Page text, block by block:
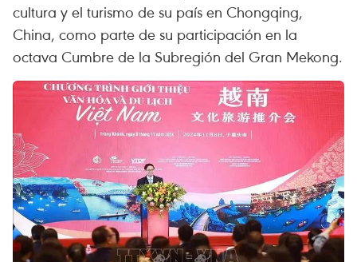
cultura y el turismo de su país en Chongqing,
China, como parte de su participación en la
octava Cumbre de la Subregión del Gran Mekong.